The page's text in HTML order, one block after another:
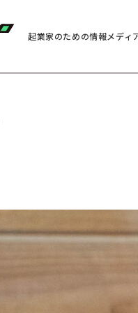
起業家のための情報メディ